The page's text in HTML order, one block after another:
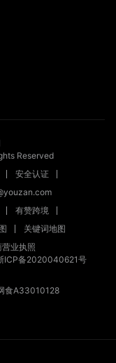
Reserved
安全认证
有赞跨境
关键词地图
营业执照
ICP备2020040621号
食A33010128